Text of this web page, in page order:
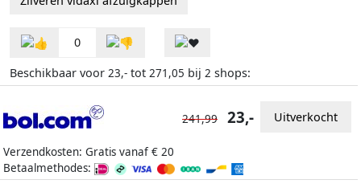
0
Beschikbaar voor 23,- tot 271,05 bij 2 shops:
Verzendkosten: Gratis vanaf € 20
Betaalmethodes:
241,99 23,- Uitverkocht